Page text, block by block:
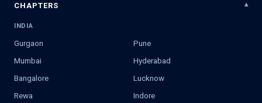
CHAPTERS
INDIA
Gurgaon
Pune
Mumbai
Hyderabad
Bangalore
Lucknow
Rewa
Indore